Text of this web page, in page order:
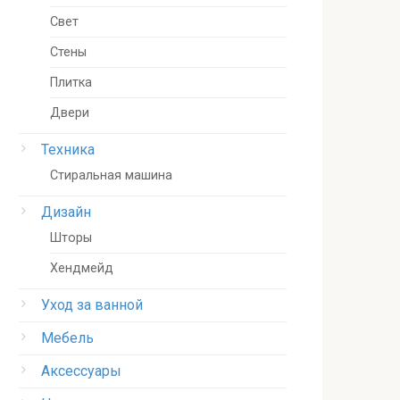
Свет
Стены
Плитка
Двери
Техника
Стиральная машина
Дизайн
Шторы
Хендмейд
Уход за ванной
Мебель
Аксессуары